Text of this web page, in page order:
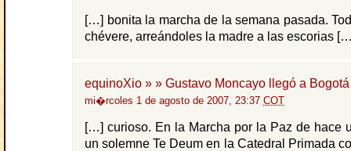
[…] bonita la marcha de la semana pasada.
chévere, arreándoles la madre a las escorias
equinoXio » » Gustavo Moncayo llegó a Bogotá
mi�rcoles 1 de agosto de 2007, 23:37 COT
[…] curioso. En la Marcha por la Paz de hace
un solemne Te Deum en la Catedral Primada